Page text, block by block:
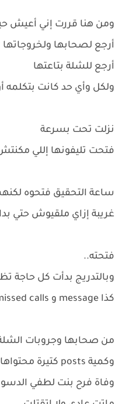
ومن هنا قررت إني أعيش
أرجع لصحابها ولخروجاتها
أرجع للشلة بتاعتها
ولكل وأي حد كانت بتكلمه
نزلت تحت بسرعة
فتحت تليفونها إللي
ساعة التحقيق فتحوه
غريبة إزاي ملقيوش حتي
فتحته..
وبالتدريج بدأت كل حاجة تظهر من ٤
كذا message و missed calls كتيرة أوي
من صحابها وجروبات الشلة
وكمية posts كتيرة محتواها 'إنا لله وإنا إليه راجعون'
وفاة فرح بنت لطفي